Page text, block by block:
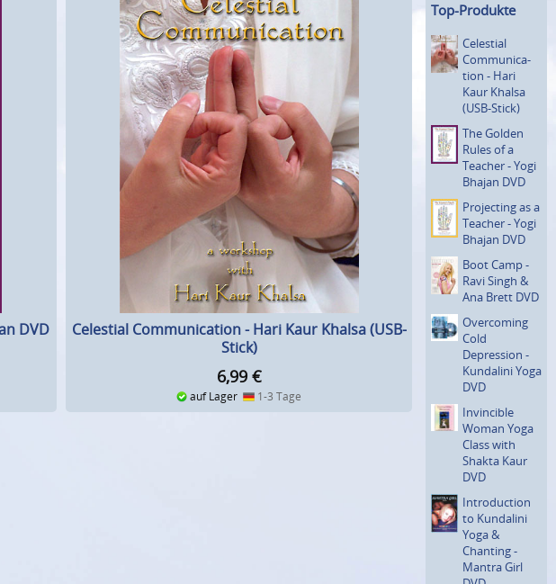
DVD
Celestial Communication - Hari Kaur Khalsa (USB-
Stick)
6,99 €
auf Lager 1-3 Tage
Top-Produkte
Celestial
Communica­
tion - Hari
Kaur Khalsa
(USB-Stick)
The Golden
Rules of a
Teacher - Yogi
Bhajan DVD
Projecting as a
Teacher - Yogi
Bhajan DVD
Boot Camp -
Ravi Singh &
Ana Brett DVD
Overcoming
Cold
Depression -
Kundalini Yoga
DVD
Invincible
Woman Yoga
Class with
Shakta Kaur
DVD
Introduc­tion
to Kundalini
Yoga &
Chanting -
Mantra Girl